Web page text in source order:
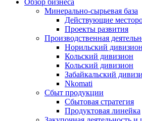
Обзор бизнеса
Минерально-сырьевая база
Действующие
Проекты развития
Производственная
Норильский дивизион
Кольский дивизион
Кольский дивизион
Забайкальский
Nkomati
Сбыт продукции
Сбытовая стратегия
Продуктовая линейка